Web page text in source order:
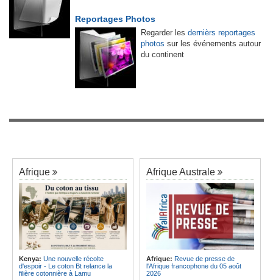
Reportages Photos
Regarder les dernièrs reportages
photos sur les événements autour
du continent
Afrique
Kenya: Une nouvelle récolte
d'espoir - Le coton Bt relance la
filière cotonnière à Lamu
Afrique Australe
Afrique: Revue de presse de
l'Afrique francophone du 05 août
2026